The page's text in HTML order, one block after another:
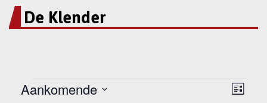
De Klender